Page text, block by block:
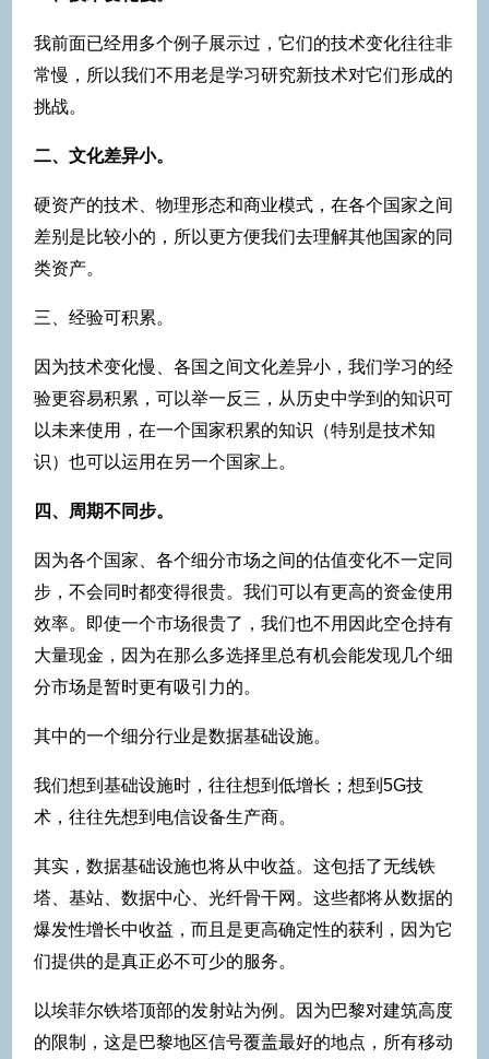
我前面已经用多个例子展示过，它们的技术变化往往非
常慢，所以我们不用老是学习研究新技术对它们形成的
挑战。
二、文化差异小。
硬资产的技术、物理形态和商业模式，在各个国家之间
差别是比较小的，所以更方便我们去理解其他国家的同
类资产。
三、经验可积累。
因为技术变化慢、各国之间文化差异小，我们学习的经
验更容易积累，可以举一反三，从历史中学到的知识可
以未来使用，在一个国家积累的知识（特别是技术知
识）也可以运用在另一个国家上。
四、周期不同步。
因为各个国家、各个细分市场之间的估值变化不一定同
步，不会同时都变得很贵。我们可以有更高的资金使用
效率。即使一个市场很贵了，我们也不用因此空仓持有
大量现金，因为在那么多选择里总有机会能发现几个细
分市场是暂时更有吸引力的。
其中的一个细分行业是数据基础设施。
我们想到基础设施时，往往想到低增长；想到5G技
术，往往先想到电信设备生产商。
其实，数据基础设施也将从中收益。这包括了无线铁
塔、基站、数据中心、光纤骨干网。这些都将从数据的
爆发性增长中收益，而且是更高确定性的获利，因为它
们提供的是真正必不可少的服务。
以埃菲尔铁塔顶部的发射站为例。因为巴黎对建筑高度
的限制，这是巴黎地区信号覆盖最好的地点，所有移动